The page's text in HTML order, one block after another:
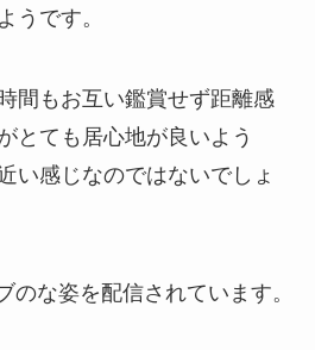
うです。
間もお互い鑑賞せず距離感
とても居心地が良いよう
い感じなのではないでしょ
のな姿を配信されています。